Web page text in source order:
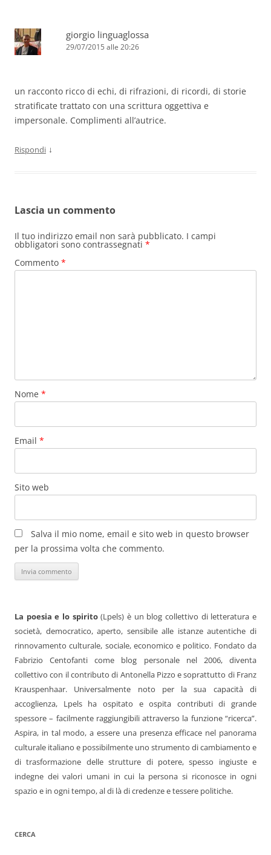
giorgio linguaglossa
29/07/2015 alle 20:26
un racconto ricco di echi, di rifrazioni, di ricordi, di storie
stratificate trattato con una scrittura oggettiva e
impersonale. Complimenti all’autrice.
Rispondi ↓
Lascia un commento
Il tuo indirizzo email non sarà pubblicato. I campi
obbligatori sono contrassegnati *
Commento *
Nome *
Email *
Sito web
Salva il mio nome, email e sito web in questo browser
per la prossima volta che commento.
La poesia e lo spirito(Lpels) è un blog collettivo di letteratura e
società, democratico, aperto, sensibile alle istanze autentiche di
rinnovamento culturale, sociale, economico e politico. Fondato da
Fabrizio Centofanti come blog personale nel 2006, diventa
collettivo con il contributo di Antonella Pizzo e soprattutto di Franz
Krauspenhaar. Universalmente noto per la sua capacità di
accoglienza, Lpels ha ospitato e ospita contributi di grande
spessore – facilmente raggiungibili attraverso la funzione “ricerca”.
Aspira, in tal modo, a essere una presenza efficace nel panorama
culturale italiano e possibilmente uno strumento di cambiamento e
di trasformazione delle strutture di potere, spesso ingiuste e
indegne dei valori umani in cui la persona si riconosce in ogni
spazio e in ogni tempo, al di là di credenze e tessere politiche.
CERCA